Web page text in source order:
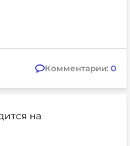
Комментарии: 0
на